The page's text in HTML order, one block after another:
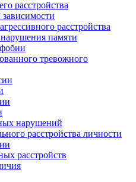
расстройства
расстройства
памяти
тревожного
нарушений
расстройства личности
расстройств